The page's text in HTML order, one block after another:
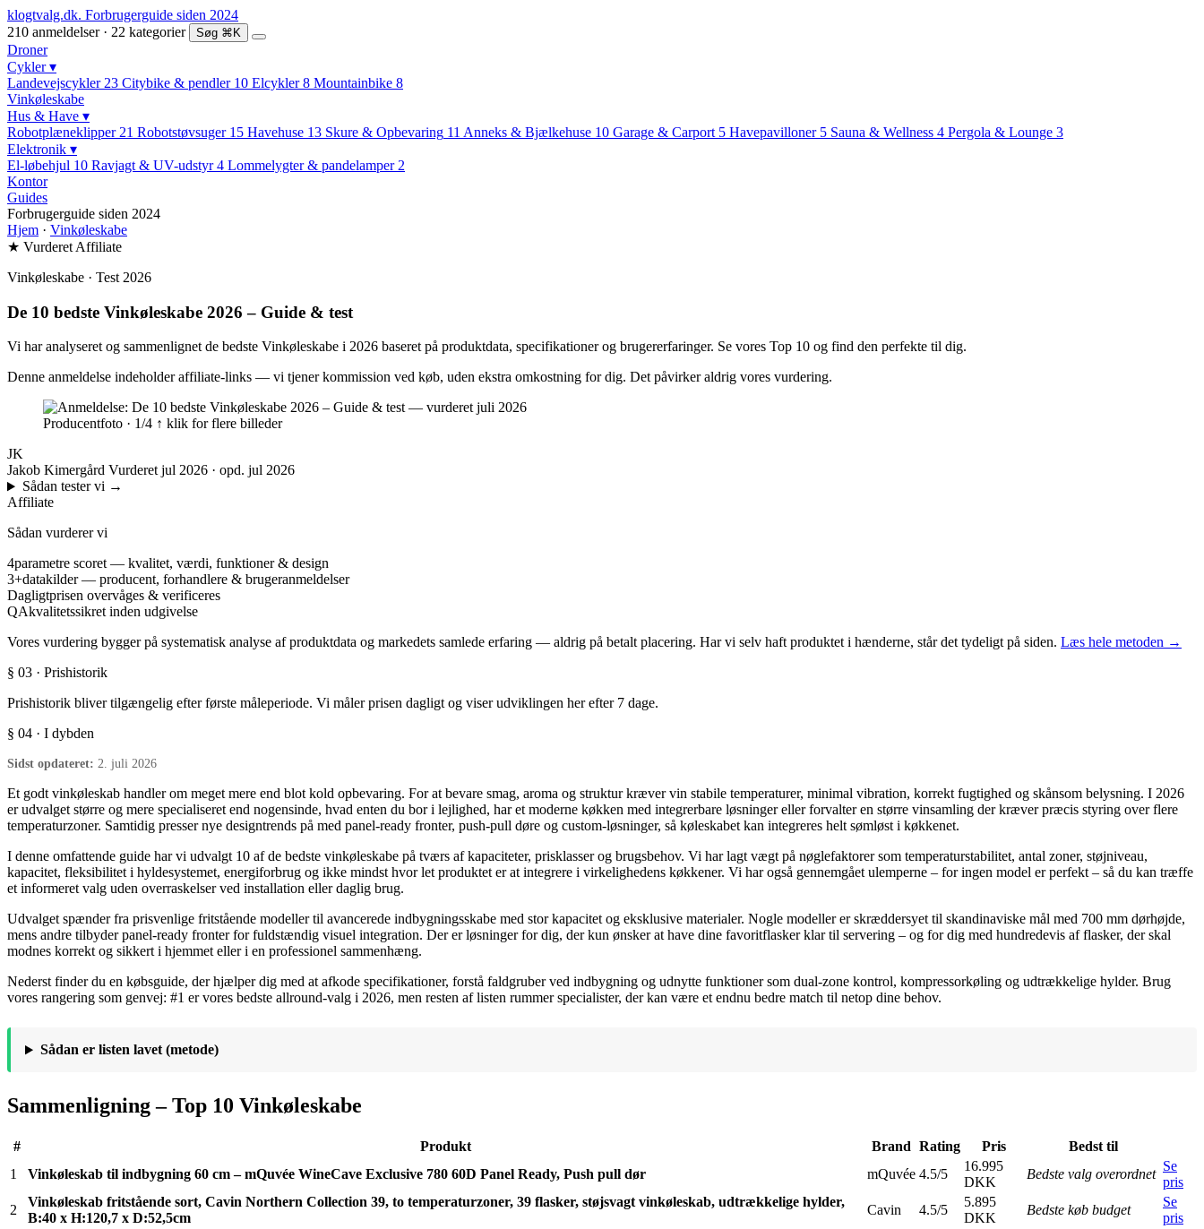
klogtvalg.dk. Forbrugerguide siden 2024
210 anmeldelser · 22 kategorier
Søg ⌘K
Droner
Cykler▾
Landevejscykler 23 Citybike & pendler 10 Elcykler 8 Mountainbike 8
Vinkøleskabe
Hus & Have ▾
Robotplæneklipper 21 Robotstøvsuger 15 Havehuse 13 Skure & Opbevaring 11 Anneks & Bjælkehuse 10 Garage & Carport 5 Havepavilloner 5 Sauna & Wellness 4 Pergola & Lounge 3
Elektronik ▾
El-løbehjul 10 Ravjagt & UV-udstyr 4 Lommelygter & pandelamper 2
Kontor
Guides
Forbrugerguide siden 2024
Hjem · Vinkøleskabe
★ Vurderet Affiliate
Vinkøleskabe · Test 2026
De 10 bedste Vinkøleskabe 2026 – Guide & test
Vi har analyseret og sammenlignet de bedste Vinkøleskabe i 2026 baseret på produktdata, specifikationer og brugererfaringer. Se vores Top 10 og find den perfekte til dig.
Denne anmeldelse indeholder affiliate-links — vi tjener kommission ved køb, uden ekstra omkostning for dig. Det påvirker aldrig vores vurdering.
Producentfoto · 1/4 ↑ klik for flere billeder
JK
Jakob Kimergård Vurderet jul 2026 · opd. jul 2026
Sådan tester vi →
Affiliate
Sådan vurderer vi
4parametre scoret — kvalitet, værdi, funktioner & design
3+datakilder — producent, forhandlere & brugeranmeldelser
Dagligtprisen overvåges & verificeres
QAkvalitetssikret inden udgivelse
Vores vurdering bygger på systematisk analyse af produktdata og markedets samlede erfaring — aldrig på betalt placering. Har vi selv haft produktet i hænderne, står det tydeligt på siden. Læs hele metoden →
§ 03 · Prishistorik
Prishistorik bliver tilgængelig efter første måleperiode. Vi måler prisen dagligt og viser udviklingen her efter 7 dage.
§ 04 · I dybden
Sidst opdateret: 2. juli 2026
Et godt vinkøleskab handler om meget mere end blot kold opbevaring. For at bevare smag, aroma og struktur kræver vin stabile temperaturer, minimal vibration, korrekt fugtighed og skånsom belysning. I 2026
er udvalget større og mere specialiseret end nogensinde, hvad enten du bor i lejlighed, har et moderne køkken med integrerbare løsninger eller forvalter en større vinsamling der kræver præcis styring over flere
temperaturzoner. Samtidig presser nye designtrends på med panel-ready fronter, push-pull døre og custom-løsninger, så køleskabet kan integreres helt sømløst i køkkenet.
I denne omfattende guide har vi udvalgt 10 af de bedste vinkøleskabe på tværs af kapaciteter, prisklasser og brugsbehov. Vi har lagt vægt på nøglefaktorer som temperaturstabilitet, antal zoner, støjniveau,
kapacitet, fleksibilitet i hyldesystemet, energiforbrug og ikke mindst hvor let produktet er at integrere i virkelighedens køkkener. Vi har også gennemgået ulemperne – for ingen model er perfekt – så du kan træffe
et informeret valg uden overraskelser ved installation eller daglig brug.
Udvalget spænder fra prisvenlige fritstående modeller til avancerede indbygningsskabe med stor kapacitet og eksklusive materialer. Nogle modeller er skræddersyet til skandinaviske mål med 700 mm dørhøjde,
mens andre tilbyder panel-ready fronter for fuldstændig visuel integration. Der er løsninger for dig, der kun ønsker at have dine favoritflasker klar til servering – og for dig med hundredevis af flasker, der skal
modnes korrekt og sikkert i hjemmet eller i en professionel sammenhæng.
Nederst finder du en købsguide, der hjælper dig med at afkode specifikationer, forstå faldgruber ved indbygning og udnytte funktioner som dual-zone kontrol, kompressorkøling og udtrækkelige hylder. Brug
vores rangering som genvej: #1 er vores bedste allround-valg i 2026, men resten af listen rummer specialister, der kan være et endnu bedre match til netop dine behov.
Sådan er listen lavet (metode)
Sammenligning – Top 10 Vinkøleskabe
# Produkt Brand Rating Pris
Bedst til
1
Vinkøleskab til indbygning 60 cm – mQuvée WineCave Exclusive 780 60D Panel Ready, Push pull dør mQuvée 4.5/5
16.995
DKK
Bedste valg overordnet
Se
pris
2
Vinkøleskab fritstående sort, Cavin Northern Collection 39, to temperaturzoner, 39 flasker, støjsvagt vinkøleskab, udtrækkelige hylder,
B:40 x H:120,7 x D:52,5cm
Cavin 4.5/5
5.895
DKK
Bedste køb budget
Se
pris